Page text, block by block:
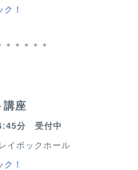
！
＊＊＊＊＊
講座
分 受付中
イボックホール
！